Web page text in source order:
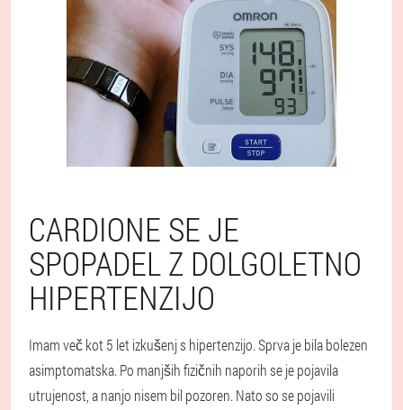
CARDIONE SE JE
SPOPADEL Z DOLGOLETNO
HIPERTENZIJO
Imam več kot 5 let izkušenj s hipertenzijo. Sprva je bila bolezen
asimptomatska. Po manjših fizičnih naporih se je pojavila
utrujenost, a nanjo nisem bil pozoren. Nato so se pojavili